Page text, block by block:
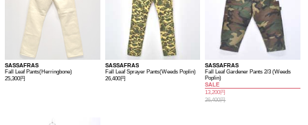
SASSAFRAS
Fall Leaf Pants(Herringbone)
25,300円
SASSAFRAS
Fall Leaf Sprayer Pants(Weeds Poplin)
26,400円
SASSAFRAS
Fall Leaf Gardener Pants 2/3 (Weeds
Poplin)
SALE
13,200円
26,400円